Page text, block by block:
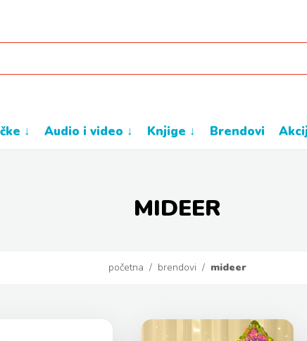
↓ audio i video ↓ knjige ↓ brendovi
MIDEER
početna / brendovi / mideer